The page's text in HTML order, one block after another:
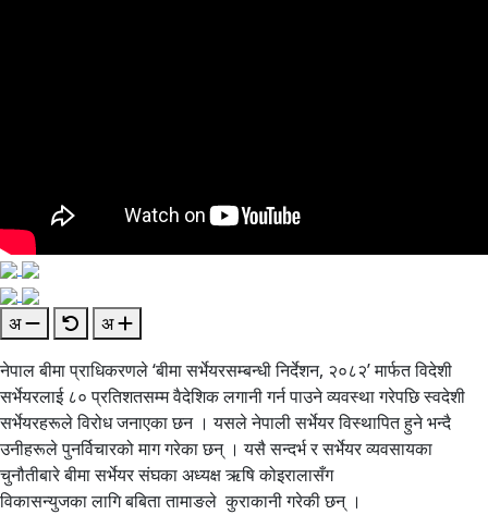
अ
अ
नेपाल बीमा प्राधिकरणले ‘बीमा सर्भेयरसम्बन्धी निर्देशन, २०८२’ मार्फत विदेशी
सर्भेयरलाई ८० प्रतिशतसम्म वैदेशिक लगानी गर्न पाउने व्यवस्था गरेपछि स्वदेशी
सर्भेयरहरूले विरोध जनाएका छन । यसले नेपाली सर्भेयर विस्थापित हुने भन्दै
उनीहरूले पुनर्विचारको माग गरेका छन् । यसै सन्दर्भ र सर्भेयर व्यवसायका
चुनौतीबारे बीमा सर्भेयर संघका अध्यक्ष ऋषि कोइरालासँग
विकासन्युजका लागि बबिता तामाङले कुराकानी गरेकी छन् ।